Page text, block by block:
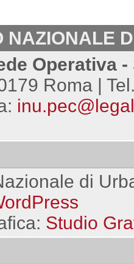
NAZIONALE
Operativa
Roma |
di
Studio